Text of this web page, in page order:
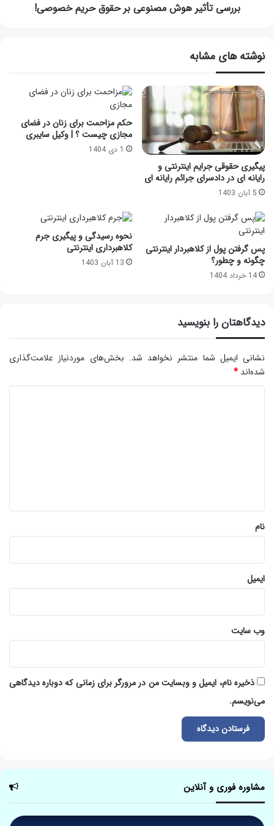
بررسی تأثیر هوش مصنوعی بر حقوق حریم خصوصی!
نوشته های مشابه
پیگیری حقوقی جرایم اینترنتی و
رایانه ای در دادسرای جرائم رایانه ای
5 آبان 1403
حکم مزاحمت برای زنان در فضای
مجازی چیست ؟ | وکیل سایبری
1 دی 1404
پس گرفتن پول از کلاهبردار اینترنتی
چگونه و چطور؟
14 خرداد 1404
نحوه رسیدگی و پیگیری جرم
کلاهبرداری اینترنتی
13 آبان 1403
دیدگاهتان را بنویسید
نشانی ایمیل شما منتشر نخواهد شد. بخش‌های موردنیاز علامت‌گذاری
شده‌اند *
نام
ایمیل
وب‌ سایت
ذخیره نام، ایمیل و وبسایت من در مرورگر برای زمانی که دوباره دیدگاهی
می‌نویسم.
مشاوره فوری و آنلاین